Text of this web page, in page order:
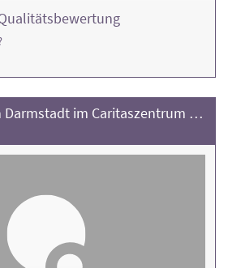
Suchthilfezentrum Darmstadt im Caritaszentrum St. Ludwig